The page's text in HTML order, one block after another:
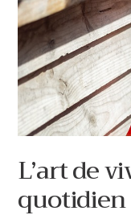
L’art de
quotidien